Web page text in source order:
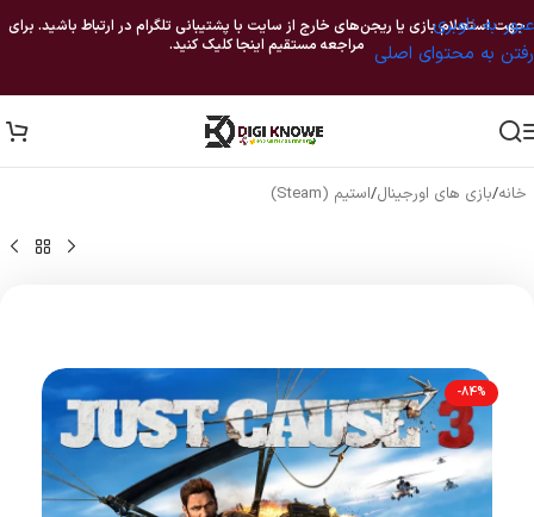
عبور به ناوبری
رفتن به محتوای اصلی
جهت استعلام بازی یا ریجن‌های خارج از سایت با پشتیبانی تلگرام در ارتباط باشید. برای
مراجعه مستقیم اینجا کلیک کنید.
خانه/بازی های اورجینال/استیم (Steam)
-84%